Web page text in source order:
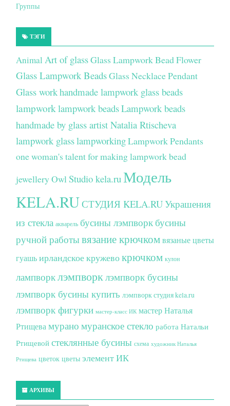
Группы
ТЭГИ
Animal Art of glassGlass Lampwork Bead Flower
Glass Lampwork BeadsGlass Necklace Pendant
Glass workhandmade lampwork glass beads
lampwork lampwork beadsLampwork beads
handmade by glass artist Natalia Rtischeva
lampwork glasslampworkingLampwork Pendants
one woman's talent for making lampwork bead
jewelleryOwl Studio kela.ru Модель
KELA.RUСТУДИЯ KELA.RUУкрашения
из стекла акварель бусины лэмпворк бусины
ручной работывязание крючкомвязаные цветы
гуашьирландское кружевокрючком кулон
лампворклэмпворк лэмпворк бусины
лэмпворк бусины купить лэмпворк студия kela.ru
лэмпворк фигурки мастер-класс ИК мастер Наталья
Ртищевамурано муранское стекло работа Натальи
Ртищевой стеклянные бусины схема художник Наталья
Ртищева цветок цветы элемент ИК
АРХИВЫ